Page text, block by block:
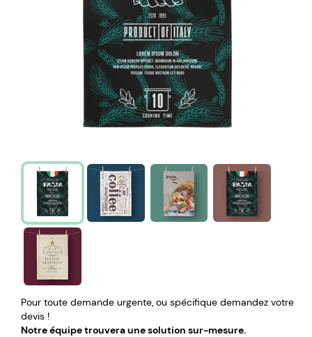
Pour toute demande urgente, ou spécifique demandez votre
devis !
Notre équipe trouvera une solution sur-mesure.